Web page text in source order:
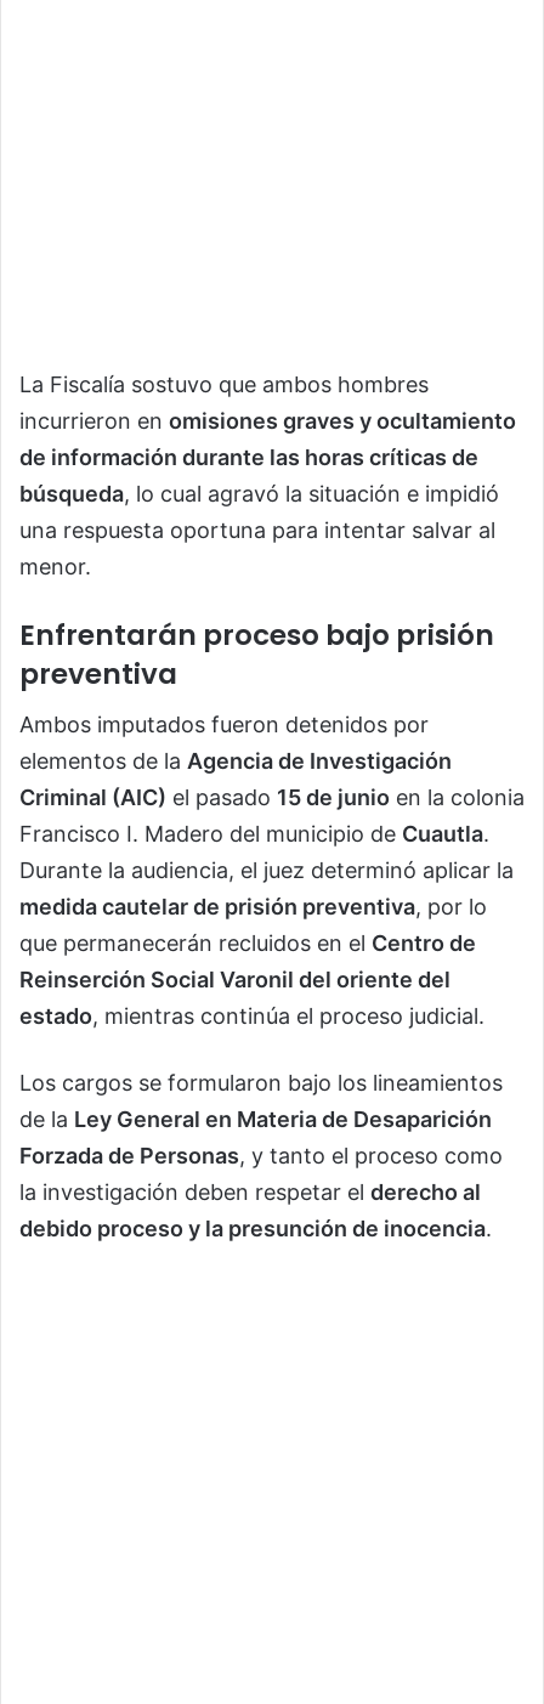
La Fiscalía sostuvo que ambos hombres
incurrieron en omisiones graves y ocultamiento
de información durante las horas críticas de
búsqueda, lo cual agravó la situación e impidió
una respuesta oportuna para intentar salvar al
menor.
Enfrentarán proceso bajo prisión
preventiva
Ambos imputados fueron detenidos por
elementos de la Agencia de Investigación
Criminal (AIC) el pasado 15 de junio en la colonia
Francisco I. Madero del municipio de Cuautla.
Durante la audiencia, el juez determinó aplicar la
medida cautelar de prisión preventiva, por lo
que permanecerán recluidos en el Centro de
Reinserción Social Varonil del oriente del
estado, mientras continúa el proceso judicial.
Los cargos se formularon bajo los lineamientos
de la Ley General en Materia de Desaparición
Forzada de Personas, y tanto el proceso como
la investigación deben respetar el derecho al
debido proceso y la presunción de inocencia.